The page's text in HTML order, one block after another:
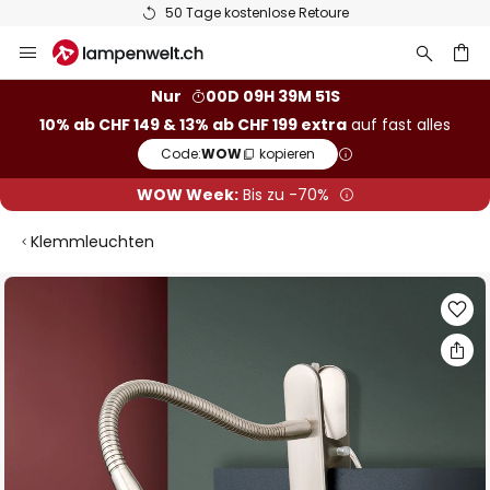
50 Tage kostenlose Retoure
Inhalt
Nur
00D 09H 39M 51S
10% ab CHF 149 & 13% ab CHF 199 extra auf fast alles
Code:WOW kopieren
WOW Week:Bis zu -70%
Klemmleuchten
Zum